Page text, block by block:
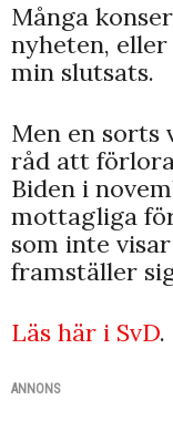
Många
nyheten,
min slutsats.
Men en sorts
råd att
Biden i
mottagliga
som inte
framställer
Läs här i SvD.
ANNONS